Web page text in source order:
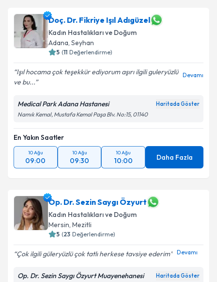
bilgilendireceğiz.
E-posta Adresiniz
kapsamda işlenmesini kabul ediyorum.
Takvim Talebini Gönder
Doç. Dr. Fikriye Işıl Adıgüzel
Kadın Hastalıkları ve Doğum
Adana, Seyhan
5 (11 Değerlendirme)
Işıl hocama çok teşekkür ediyorum aşırı ilgili guleryüzlü
ve bu...
Devamı
Medical Park Adana Hastanesi Haritada Göster
Namık Kemal, Mustafa Kemal Paşa Blv. No:15, 01140
En Yakın Saatler
10 Ağu
09:00
10 Ağu
09:30
10 Ağu
10:00 Daha Fazla
Op. Dr. Sezin Saygı Özyurt
Kadın Hastalıkları ve Doğum
Mersin, Mezitli
5 (23 Değerlendirme)
Çok ilgili güleryüzlü çok tatlı herkese tavsiye ederim Devamı
Op. Dr. Sezin Saygı Özyurt Muayenehanesi Haritada Göster